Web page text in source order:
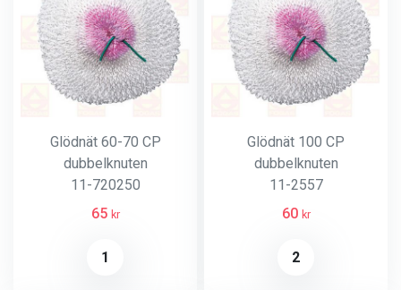
Glödnät 60-70 CP
dubbelknuten
11-720250
65 kr
1
Glödnät 100 CP
dubbelknuten
11-2557
60 kr
2